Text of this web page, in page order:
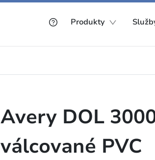
Produkty
Avery DOL
válcované PVC